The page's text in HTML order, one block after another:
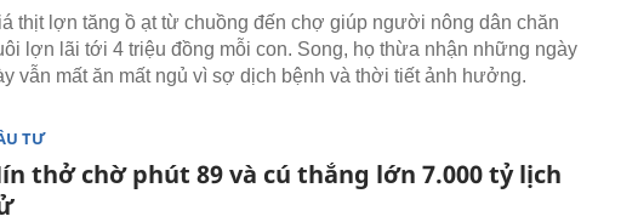
thịt lợn tăng ồ ạt từ chuồng đến chợ giúp người nông dân chăn
lợn lãi tới 4 triệu đồng mỗi con. Song, họ thừa nhận những ngày
vẫn mất ăn mất ngủ vì sợ dịch bệnh và thời tiết ảnh hưởng.
TƯ
thở chờ phút 89 và cú thắng lớn 7.000 tỷ lịch